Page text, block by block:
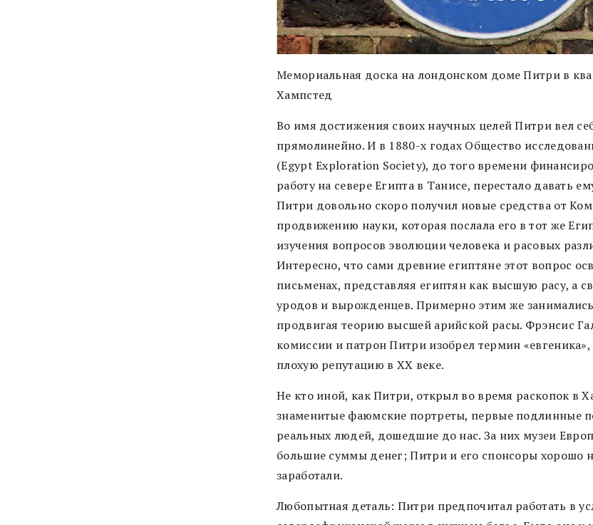
Мемориальная доска на лондонском доме Питри в
Хампстед
Во имя достижения своих научных целей Питри вел
прямолинейно. И в 1880-х годах Общество
(Egypt Exploration Society), до того времени
работу на севере Египта в Танисе, перестало давать
Питри довольно скоро получил новые средства от
продвижению науки, которая послала его в тот же
изучения вопросов эволюции человека и расовых
Интересно, что сами древние египтяне этот вопрос
письменах, представляя египтян как высшую расу, а
уродов и вырожденцев. Примерно этим же
продвигая теорию высшей арийской расы. Фрэнсис
комиссии и патрон Питри изобрел термин
плохую репутацию в XX веке.
Не кто иной, как Питри, открыл во время раскопок в
знаменитые фаюмские портреты, первые подлинные
реальных людей, дошедшие до нас. За них музеи
большие суммы денег; Питри и его спонсоры хорошо
заработали.
Любопытная деталь: Питри предпочитал работать в